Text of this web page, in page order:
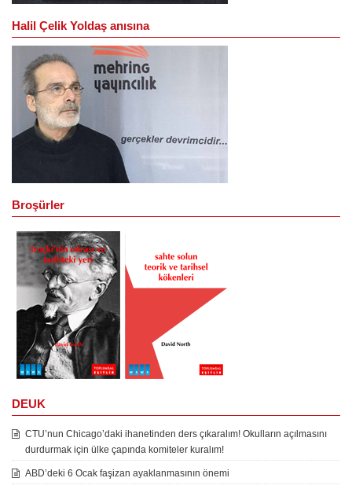
Halil Çelik Yoldaş anısına
Broşürler
DEUK
CTU’nun Chicago’daki ihanetinden ders çıkaralım! Okulların açılmasını
durdurmak için ülke çapında komiteler kuralım!
ABD’deki 6 Ocak faşizan ayaklanmasının önemi